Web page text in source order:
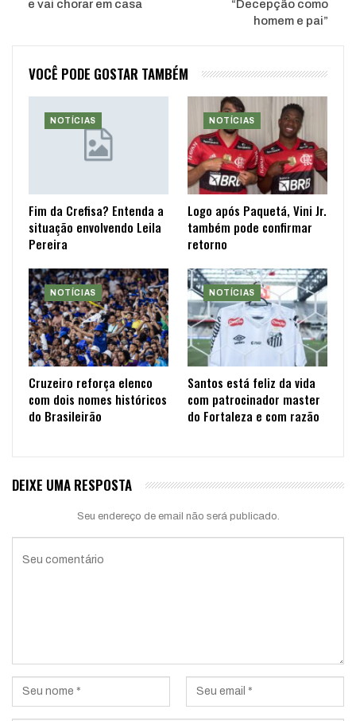
e vai chorar em casa
“Decepção como
homem e pai”
VOCÊ PODE GOSTAR TAMBÉM
NOTÍCIAS
Fim da Crefisa? Entenda a
situação envolvendo Leila
Pereira
NOTÍCIAS
Logo após Paquetá, Vini Jr.
também pode confirmar
retorno
NOTÍCIAS
Cruzeiro reforça elenco
com dois nomes históricos
do Brasileirão
NOTÍCIAS
Santos está feliz da vida
com patrocinador master
do Fortaleza e com razão
DEIXE UMA RESPOSTA
Seu endereço de email não será publicado.